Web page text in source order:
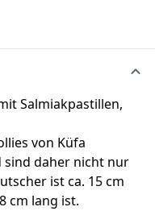
Salmiakpastillen,
von Küfa
sind daher nicht nur
ist ca. 15 cm
cm lang ist.